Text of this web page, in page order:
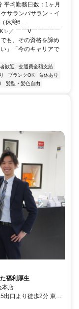
平均勤務日数：1ヶ月
サランパサラン・イ
休憩6...
／ ￣￣V￣￣￣￣￣
も、その資格を諦め
」「今のキャリアで
歓迎
交通費全額支給
ブランクOK
育休あり
髪型・髪色自由
実した福利厚生
本店
口より徒歩2分 東銀